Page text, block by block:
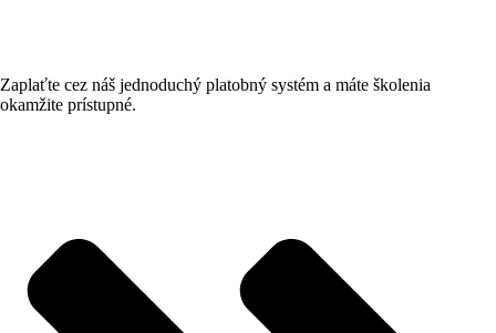
Zaplaťte cez náš jednoduchý platobný systém a máte školenia
okamžite prístupné.